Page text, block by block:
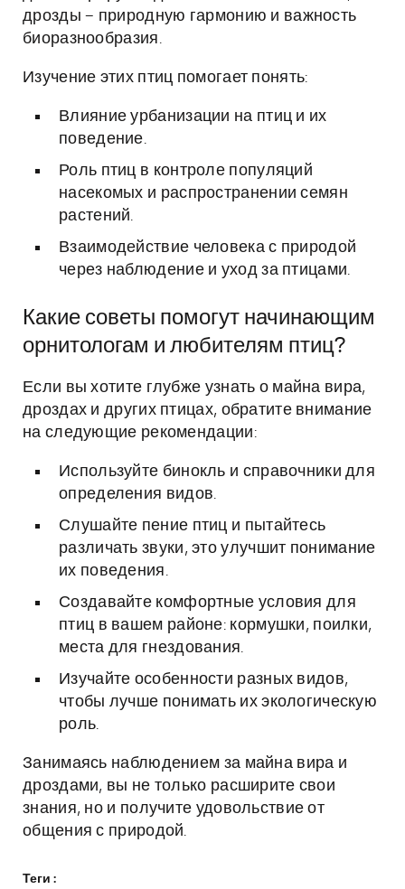
дрозды – природную гармонию и важность
биоразнообразия.
Изучение этих птиц помогает понять:
Влияние урбанизации на птиц и их
поведение.
Роль птиц в контроле популяций
насекомых и распространении семян
растений.
Взаимодействие человека с природой
через наблюдение и уход за птицами.
Какие советы помогут начинающим
орнитологам и любителям птиц?
Если вы хотите глубже узнать о майна вира,
дроздах и других птицах, обратите внимание
на следующие рекомендации:
Используйте бинокль и справочники для
определения видов.
Слушайте пение птиц и пытайтесь
различать звуки, это улучшит понимание
их поведения.
Создавайте комфортные условия для
птиц в вашем районе: кормушки, поилки,
места для гнездования.
Изучайте особенности разных видов,
чтобы лучше понимать их экологическую
роль.
Занимаясь наблюдением за майна вира и
дроздами, вы не только расширите свои
знания, но и получите удовольствие от
общения с природой.
Теги :